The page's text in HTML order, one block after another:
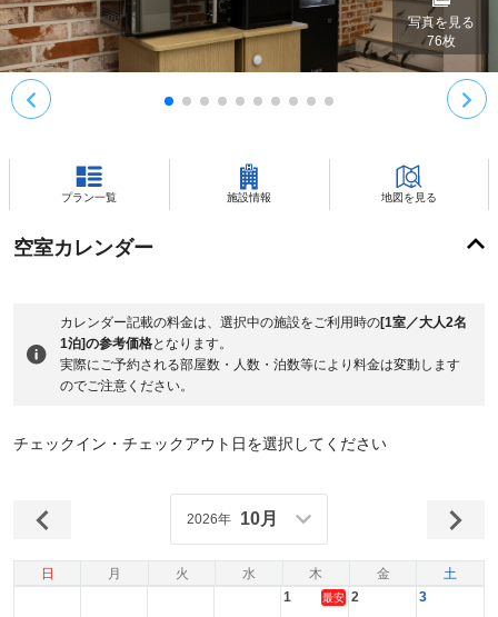
写真を見る
76枚
プラン一覧 施設情報 地図を見る
空室カレンダー
カレンダー記載の料金は、選択中の施設をご利用時の[1室／大人2名
1泊]の参考価格となります。
実際にご予約される部屋数・人数・泊数等により料金は変動します
のでご注意ください。
チェックイン・チェックアウト日を選択してください
日 月 火 水 木 金 土
2026年 10月
1 最安 2 3